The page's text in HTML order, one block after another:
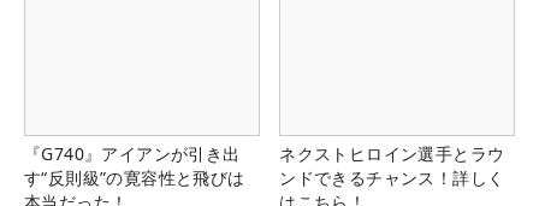
『G740』アイアンが引き出
す“反則級”の寛容性と飛びは
本当だった！
ネクストヒロイン選手とラウ
ンドできるチャンス！詳しく
はこちら！